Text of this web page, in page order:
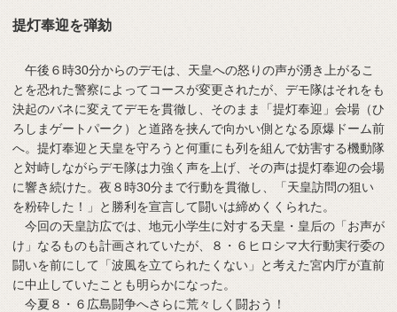
提灯奉迎を弾劾
午後６時30分からのデモは、天皇への怒りの声が湧き上がるこ
とを恐れた警察によってコースが変更されたが、デモ隊はそれをも
決起のバネに変えてデモを貫徹し、そのまま「提灯奉迎」会場（ひ
ろしまゲートパーク）と道路を挟んで向かい側となる原爆ドーム前
へ。提灯奉迎と天皇を守ろうと何重にも列を組んで妨害する機動隊
と対峙しながらデモ隊は力強く声を上げ、その声は提灯奉迎の会場
に響き続けた。夜８時30分まで行動を貫徹し、「天皇訪問の狙い
を粉砕した！」と勝利を宣言して闘いは締めくくられた。
今回の天皇訪広では、地元小学生に対する天皇・皇后の「お声が
け」なるものも計画されていたが、８・６ヒロシマ大行動実行委の
闘いを前にして「波風を立てられたくない」と考えた宮内庁が直前
に中止していたことも明らかになった。
今夏８・６広島闘争へさらに荒々しく闘おう！